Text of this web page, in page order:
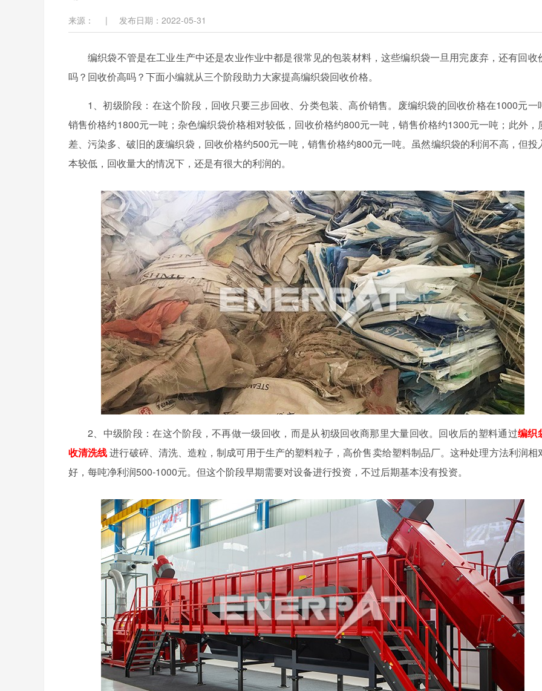
来源： | 发布日期：2022-05-31
编织袋不管是在工业生产中还是农业作业中都是很常见的包装材料，这些编织袋一旦用完废弃，还有回收
吗？回收价高吗？下面小编就从三个阶段助力大家提高编织袋回收价格。
1、初级阶段：在这个阶段，回收只要三步回收、分类包装、高价销售。废编织袋的回收价格在1000元一
销售价格约1800元一吨；杂色编织袋价格相对较低，回收价格约800元一吨，销售价格约1300元一吨；此外，
差、污染多、破旧的废编织袋，回收价格约500元一吨，销售价格约800元一吨。虽然编织袋的利润不高，但投
本较低，回收量大的情况下，还是有很大的利润的。
2、中级阶段：在这个阶段，不再做一级回收，而是从初级回收商那里大量回收。回收后的塑料通过编织
收清洗线进行破碎、清洗、造粒，制成可用于生产的塑料粒子，高价售卖给塑料制品厂。这种处理方法利润相
好，每吨净利润500-1000元。但这个阶段早期需要对设备进行投资，不过后期基本没有投资。